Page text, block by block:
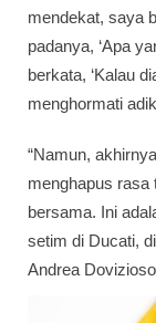
mendekat, saya
padanya, ‘Apa
berkata, ‘Kalau
menghormati
“Namun,
menghapus rasa
bersama. Ini
setim di Ducati,
Andrea